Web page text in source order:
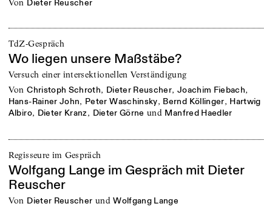
von Dieter Reuscher
TdZ-Gespräch
Wo liegen unsere Maßstäbe?
Versuch einer intersektionellen Verständigung
von Christoph Schroth, Dieter Reuscher, Joachim Fiebach,
Hans-Rainer John, Peter Waschinsky, Bernd Köllinger, Hartwig
Albiro, Dieter Kranz, Dieter Görne und Manfred Haedler
Regisseure im Gespräch
Wolfgang Lange im Gespräch mit Dieter
Reuscher
von Dieter Reuscher und Wolfgang Lange